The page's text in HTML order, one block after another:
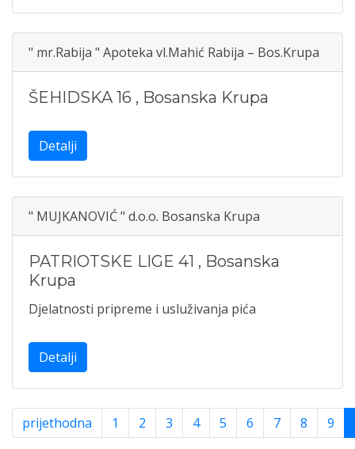
" mr.Rabija " Apoteka vl.Mahić Rabija – Bos.Krupa
ŠEHIDSKA 16 , Bosanska Krupa
Detalji
" MUJKANOVIĆ " d.o.o. Bosanska Krupa
PATRIOTSKE LIGE 41 , Bosanska
Krupa
Djelatnosti pripreme i usluživanja pića
Detalji
prijethodna 1 2 3 4 5 6 7 8 9